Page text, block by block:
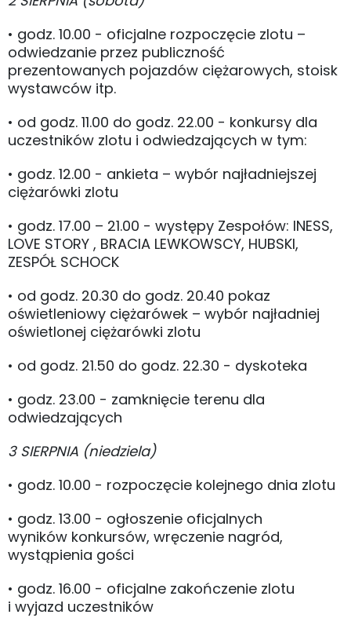
• godz. 10.00 - oficjalne rozpoczęcie zlotu –
odwiedzanie przez publiczność
prezentowanych pojazdów ciężarowych, stoisk
wystawców itp.
• od godz. 11.00 do godz. 22.00 - konkursy dla
uczestników zlotu i odwiedzających w tym:
• godz. 12.00 - ankieta – wybór najładniejszej
ciężarówki zlotu
• godz. 17.00 – 21.00 - występy Zespołów: INESS,
LOVE STORY , BRACIA LEWKOWSCY, HUBSKI,
ZESPÓŁ SCHOCK
• od godz. 20.30 do godz. 20.40 pokaz
oświetleniowy ciężarówek – wybór najładniej
oświetlonej ciężarówki zlotu
• od godz. 21.50 do godz. 22.30 - dyskoteka
• godz. 23.00 - zamknięcie terenu dla
odwiedzających
3 SIERPNIA (niedziela)
• godz. 10.00 - rozpoczęcie kolejnego dnia zlotu
• godz. 13.00 - ogłoszenie oficjalnych
wyników konkursów, wręczenie nagród,
wystąpienia gości
• godz. 16.00 - oficjalne zakończenie zlotu
i wyjazd uczestników